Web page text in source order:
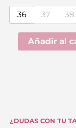
36 37 38
Yumas
Madelein
Beige
48240
Añadir al
¿DUDAS CON TU